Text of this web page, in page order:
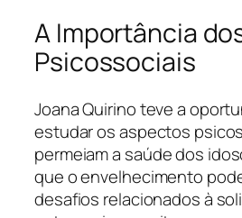
A Importância
Psicossociais
Joana Quirino teve a
estudar os aspectos
permeiam a saúde dos
que o envelhecimento
desafios relacionados à